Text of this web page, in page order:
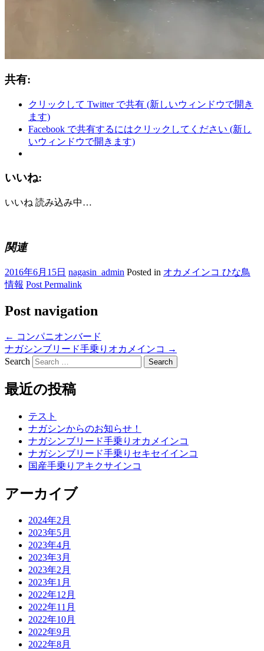
共有:
クリックして Twitter で共有 (新しいウィンドウで開き
ます)
Facebook で共有するにはクリックしてください (新し
いウィンドウで開きます)
いいね:
いいね 読み込み中…
関連
2016年6月15日 nagasin_admin Posted in オカメインコ ひな鳥
情報 Post Permalink
Post navigation
← コンパニオンバード
ナガシンブリード手乗りオカメインコ →
Search
最近の投稿
テスト
ナガシンからのお知らせ！
ナガシンブリード手乗りオカメインコ
ナガシンブリード手乗りセキセイインコ
国産手乗りアキクサインコ
アーカイブ
2024年2月
2023年5月
2023年4月
2023年3月
2023年2月
2023年1月
2022年12月
2022年11月
2022年10月
2022年9月
2022年8月